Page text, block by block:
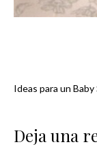
de
Ideas para un
Deja una